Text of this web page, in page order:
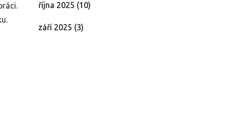
října 2025 (10)
září 2025 (3)